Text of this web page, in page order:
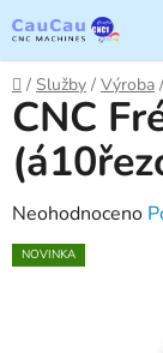
na
obsah
Domů
/ Služby / Výroba /
CNC
Průměrné
hodnocení
Neohodnoceno
NOVINKA